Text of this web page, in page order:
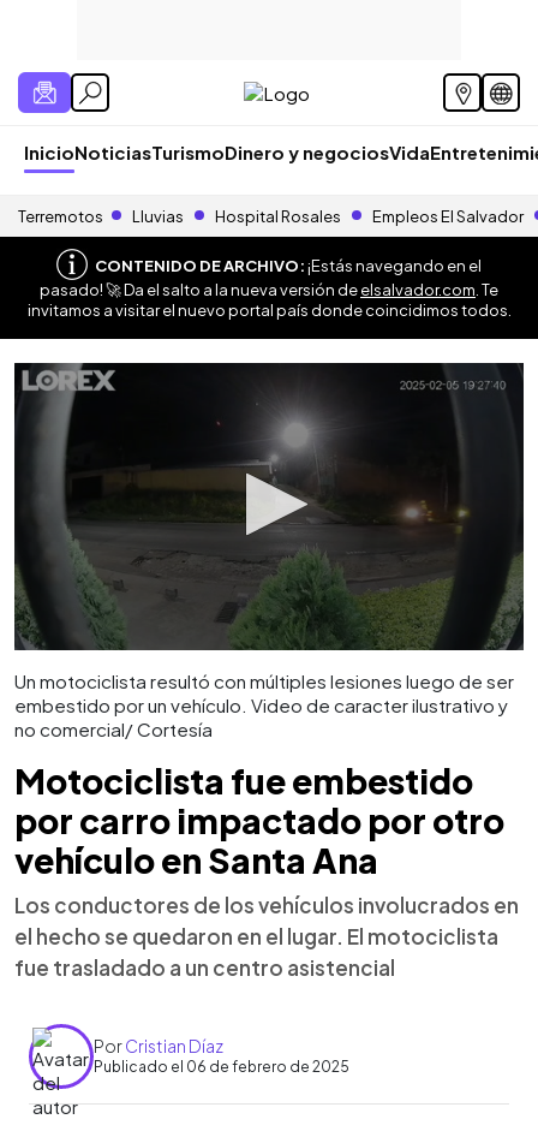
InicioNoticiasTurismoDinero y negociosVida
Terremotos Lluvias Hospital Rosales Empleos El Salvador
CONTENIDO DE ARCHIVO:¡Estás navegando en el
pasado! 🚀 Da el salto a la nueva versión deelsalvador.com . Te
invitamos a visitar el nuevo portal país donde coincidimos todos.
Un motociclista resultó con múltiples lesiones luego de ser
embestido por un vehículo. Video de caracter ilustrativo y
no comercial/ Cortesía
Motociclista fue embestido
por carro impactado por otro
vehículo en Santa Ana
Los conductores de los vehículos involucrados en
el hecho se quedaron en el lugar. El motociclista
fue trasladado a un centro asistencial
PorCristian Díaz
Publicado el 06 de febrero de 2025